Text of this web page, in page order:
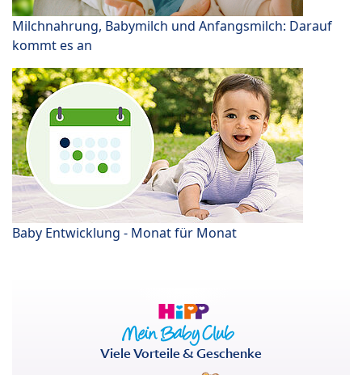
Milchnahrung, Babymilch und Anfangsmilch: Darauf
kommt es an
Baby Entwicklung - Monat für Monat
Viele Vorteile & Geschenke